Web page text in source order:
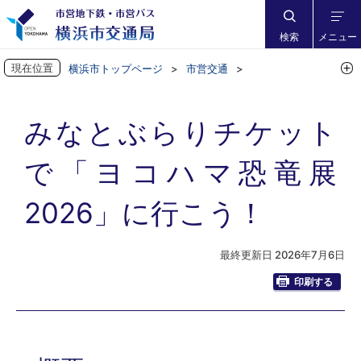
検索 メニュー
現在位置 横浜市トップページ
市営交通
みなとぶらりチケット
で「ヨコハマ恐竜展
2026」に行こう！
最終更新日 2026年7月6日
印刷する